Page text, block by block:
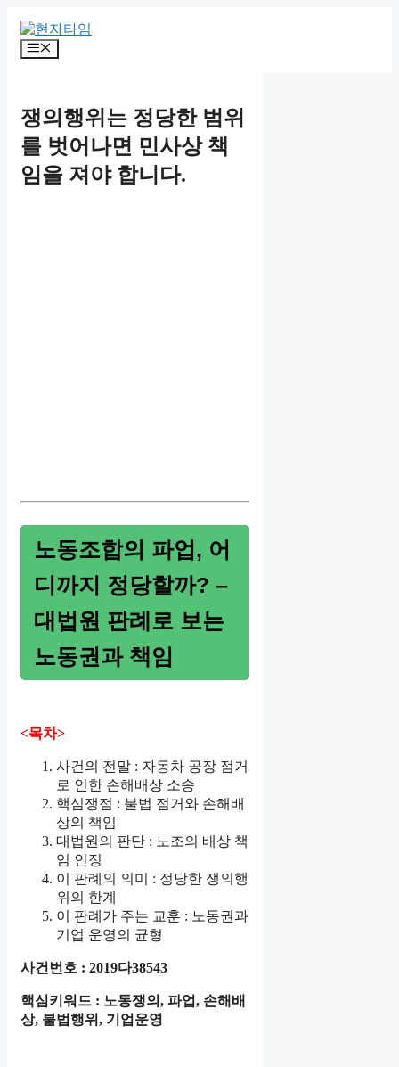
content Menu
쟁의행위는 정당한 범위
를 벗어나면 민사상 책
임을 져야 합니다.
노동조합의 파업, 어
디까지 정당할까? –
대법원 판례로 보는
노동권과 책임
<목차>
사건의 전말 : 자동차 공장 점거
로 인한 손해배상 소송
핵심쟁점 : 불법 점거와 손해배
상의 책임
대법원의 판단 : 노조의 배상 책
임 인정
이 판례의 의미 : 정당한 쟁의행
위의 한계
이 판례가 주는 교훈 : 노동권과
기업 운영의 균형
사건번호 : 2019다38543
핵심키워드 : 노동쟁의, 파업, 손해배
상, 불법행위, 기업운영